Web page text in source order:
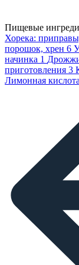
Пищевые
Хорека:
порошок, хрен 6
начинка 1
приготовления 3
Лимонная кислота